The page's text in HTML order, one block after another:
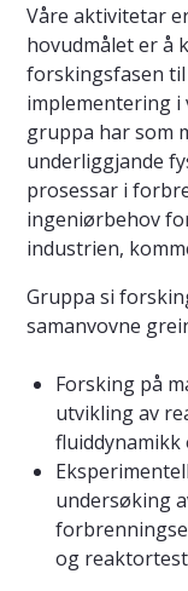
Våre aktivitetar
hovudmålet er å
forskingsfasen
implementering
gruppa har som
underliggjande
prosessar i
ingeniørbehov
industrien,
Gruppa si
samanvovne
Forsking på
utvikling av
fluiddynamikk
undersøking
og